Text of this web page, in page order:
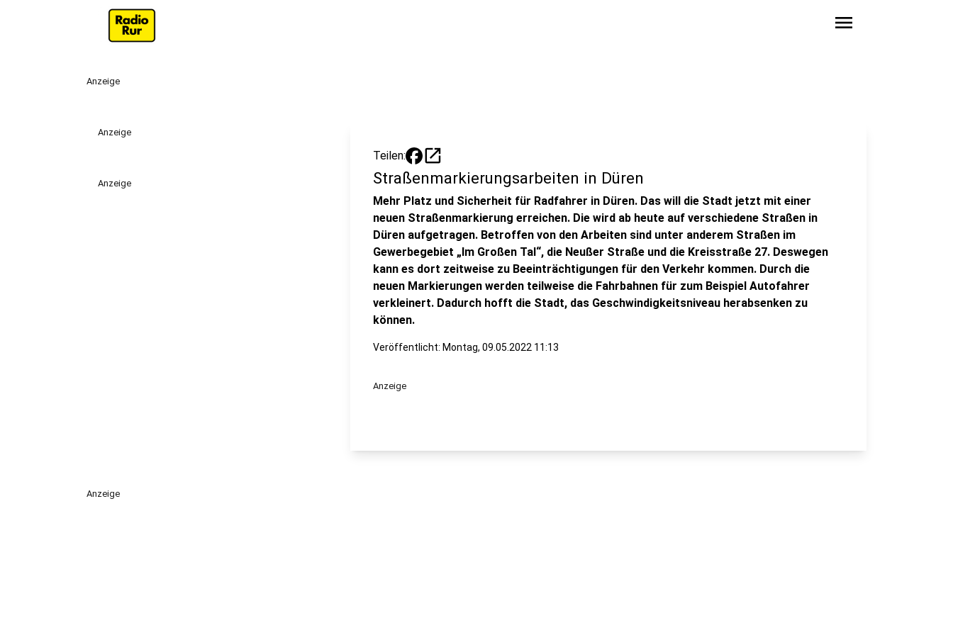
menu
Anzeige
Anzeige
Anzeige
Teilen: open_in_new
Straßenmarkierungsarbeiten in Düren
Mehr Platz und Sicherheit für Radfahrer in Düren. Das will die Stadt jetzt mit einer
neuen Straßenmarkierung erreichen. Die wird ab heute auf verschiedene Straßen in
Düren aufgetragen. Betroffen von den Arbeiten sind unter anderem Straßen im
Gewerbegebiet „Im Großen Tal“, die Neußer Straße und die Kreisstraße 27. Deswegen
kann es dort zeitweise zu Beeinträchtigungen für den Verkehr kommen. Durch die
neuen Markierungen werden teilweise die Fahrbahnen für zum Beispiel Autofahrer
verkleinert. Dadurch hofft die Stadt, das Geschwindigkeitsniveau herabsenken zu
können.
Veröffentlicht: Montag, 09.05.2022 11:13
Anzeige
Anzeige